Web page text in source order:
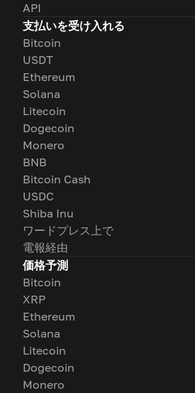
API
支払いを受け入れる
Bitcoin
USDT
Ethereum
Solana
Litecoin
Dogecoin
Monero
BNB
Bitcoin Cash
USDC
Shiba Inu
ワードプレス上で
電報経由
価格予測
Bitcoin
XRP
Ethereum
Solana
Litecoin
Dogecoin
Monero